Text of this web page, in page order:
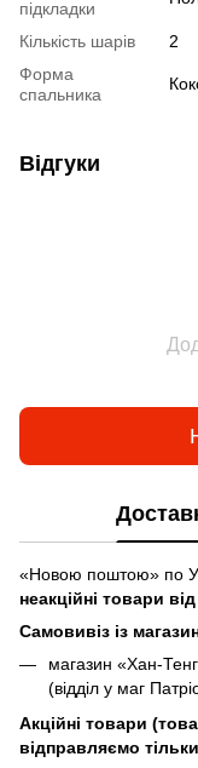
підкладки
Кількість шарів
2
Форма
спальника
Відгуки
«Новою поштою» по
неакційні товари
Самовивіз із
магазин «Хан-
(відділ у маг
Акційні товари
відправляємо